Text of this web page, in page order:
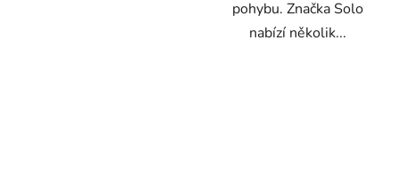
pohybu. Značka Solo
nabízí několik...